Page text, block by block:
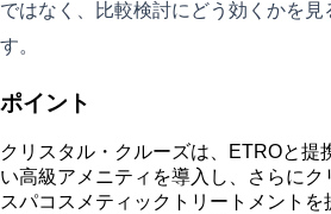
ではなく、比較検討にどう効くかを見
す。
ポイント
クリスタル・クルーズは、ETROと提
い高級アメニティを導入し、さらにク
スパコスメティックトリートメントを